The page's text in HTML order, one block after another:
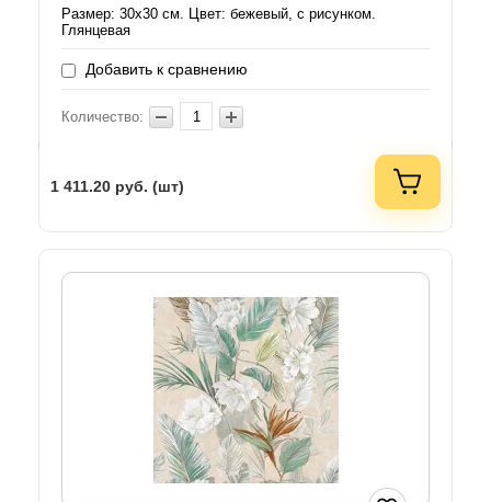
Размер: 30х30 см. Цвет: бежевый, с рисунком.
Глянцевая
Добавить к сравнению
Количество:
1 411.20 руб. (шт)